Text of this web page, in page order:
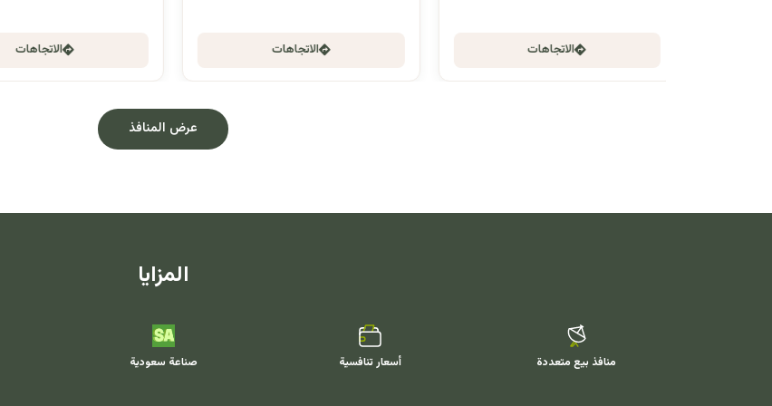
الاتجاهات الاتجاهات الاتجاهات
عرض المنافذ
المزايا
منافذ بيع متعددة أسعار تنافسية صناعة سعودية